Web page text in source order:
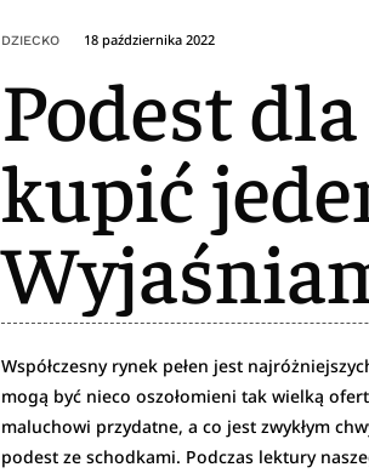
DZIECKO 18 października 2022
Podest
kupić
Współczesny rynek pełen jest
mogą być nieco oszołomieni tak wielką
maluchowi przydatne, a co jest zwykłym
podest ze schodkami. Podczas lektury